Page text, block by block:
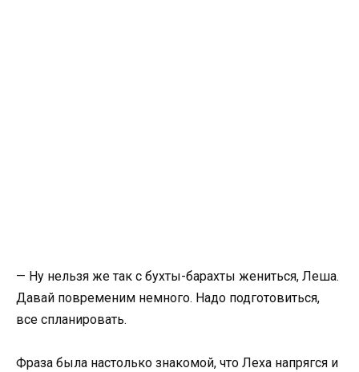
— Ну нельзя же так с бухты-барахты жениться, Леша.
Давай повременим немного. Надо подготовиться,
все спланировать.
Фраза была настолько знакомой, что Леха напрягся и